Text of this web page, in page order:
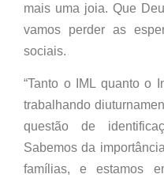
mais uma joia. Que
vamos perder as
sociais.
“Tanto o IML quanto o
trabalhando
questão de
Sabemos da
famílias, e estamos